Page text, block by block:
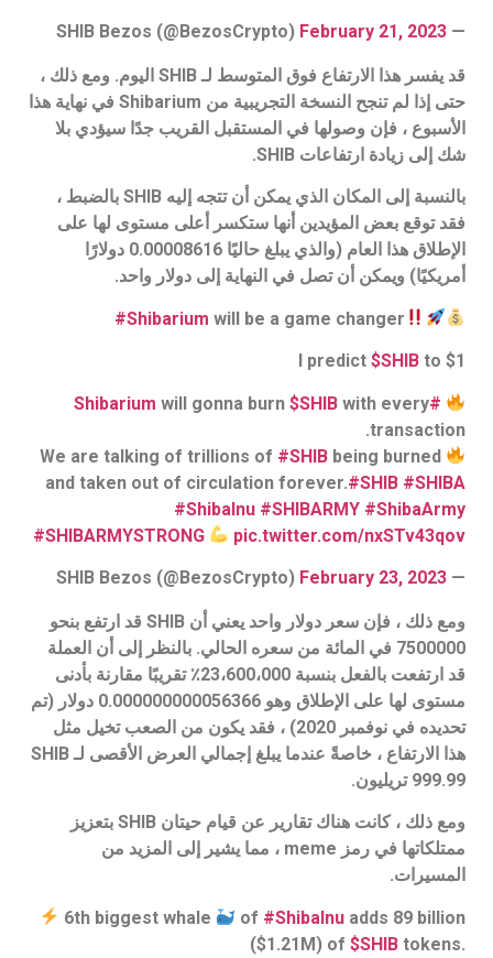
— SHIB Bezos (@BezosCrypto)
February 21, 2023
قد يفسر هذا الارتفاع فوق المتوسط لـ SHIB اليوم. ومع ذلك ،
حتى إذا لم تنجح النسخة التجريبية من Shibarium في نهاية هذا
الأسبوع ، فإن وصولها في المستقبل القريب جدًا سيؤدي بلا
شك إلى زيادة ارتفاعات SHIB.
بالنسبة إلى المكان الذي يمكن أن تتجه إليه SHIB بالضبط ،
فقد توقع بعض المؤيدين أنها ستكسر أعلى مستوى لها على
الإطلاق هذا العام (والذي يبلغ حاليًا 0.00008616 دولارًا
أمريكيًا) ويمكن أن تصل في النهاية إلى دولار واحد.
#Shibarium will be a game changer
I predict $SHIB to $1
#Shibarium
will gonna burn $SHIBwith every
transaction.
We are talking of trillions of
#SHIBbeing burned
and taken out of circulation forever.#SHIB #SHIBA
#ShibaInu #SHIBARMY #ShibaArmy
#SHIBARMYSTRONG
pic.twitter.com/nxSTv43qov
— SHIB Bezos (@BezosCrypto)
February 23, 2023
ومع ذلك ، فإن سعر دولار واحد يعني أن SHIB قد ارتفع بنحو
7500000 في المائة من سعره الحالي. بالنظر إلى أن العملة
قد ارتفعت بالفعل بنسبة 23،600،000٪ تقريبًا مقارنة بأدنى
مستوى لها على الإطلاق وهو 0.000000000056366 دولار (تم
تحديده في نوفمبر 2020) ، فقد يكون من الصعب تخيل مثل
هذا الارتفاع ، خاصةً عندما يبلغ إجمالي العرض الأقصى لـ SHIB
999.99 تريليون.
ومع ذلك ، كانت هناك تقارير عن قيام حيتان SHIB بتعزيز
ممتلكاتها في رمز meme ، مما يشير إلى المزيد من
المسيرات.
6th biggest whale of #ShibaInu adds 89 billion
($1.21M) of $SHIB tokens.